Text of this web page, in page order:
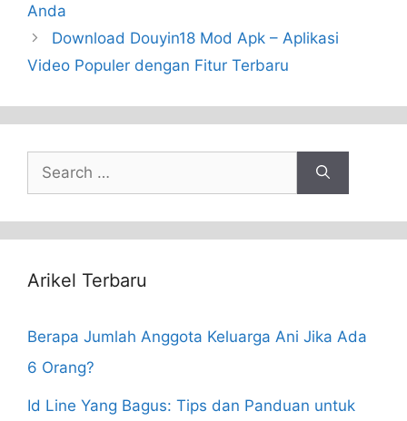
Anda
Download Douyin18 Mod Apk – Aplikasi
Video Populer dengan Fitur Terbaru
Search
for:
Arikel Terbaru
Berapa Jumlah Anggota Keluarga Ani Jika Ada
6 Orang?
Id Line Yang Bagus: Tips dan Panduan untuk